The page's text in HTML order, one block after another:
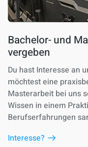
Bachelor- und
vergeben
Du hast Interesse an
möchtest eine
Masterarbeit bei uns
Wissen in einem
Berufserfahrungen
Interesse?